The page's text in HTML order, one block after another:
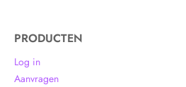
PRODUCTEN
Log in
Aanvragen